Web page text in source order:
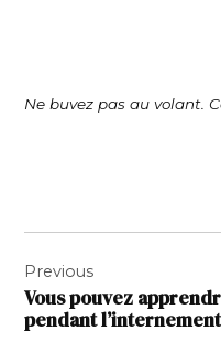
Ne buvez pas au volant.
de
l’article
Previous
Vous pouvez
pendant l’internement